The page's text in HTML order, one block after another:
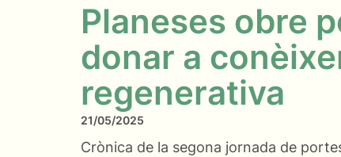
Planeses obre
donar a
regenerativa
21/05/2025
Crònica de la segona jornada de